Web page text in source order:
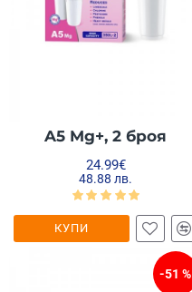
A5 Mg+, 2 броя
24.99€
48.88 лв.
КУПИ
-51 %